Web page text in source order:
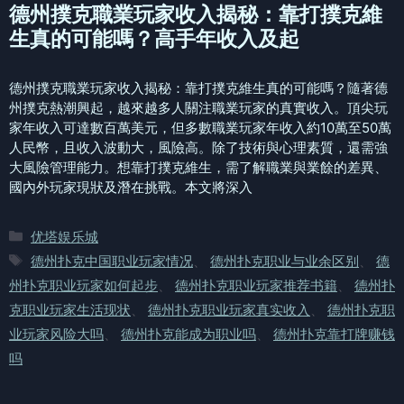
德州撲克職業玩家收入揭秘：靠打撲克維
生真的可能嗎？高手年收入及起
德州撲克職業玩家收入揭秘：靠打撲克維生真的可能嗎？隨著德
州撲克熱潮興起，越來越多人關注職業玩家的真實收入。頂尖玩
家年收入可達數百萬美元，但多數職業玩家年收入約10萬至50萬
人民幣，且收入波動大，風險高。除了技術與心理素質，還需強
大風險管理能力。想靠打撲克維生，需了解職業與業餘的差異、
國內外玩家現狀及潛在挑戰。本文將深入
分
类
优塔娱乐城
标
签
德州扑克中国职业玩家情况 德州扑克职业与业余区别
德
州扑克职业玩家如何起步
德州扑克职业玩家推荐书籍
德州扑
克职业玩家生活现状
德州扑克职业玩家真实收入
德州扑克职
业玩家风险大吗
德州扑克能成为职业吗
德州扑克靠打牌赚钱
吗